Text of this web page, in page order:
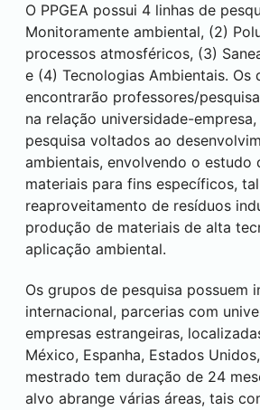
O PPGEA possui 4 linhas de
Monitoramente ambiental, (2)
processos atmosféricos, (3)
e (4) Tecnologias Ambientais. Os
encontrarão professores/
na relação universidade-
pesquisa voltados ao
ambientais, envolvendo o estudo
materiais para fins específicos,
reaproveitamento de resíduos
produção de materiais de alta
aplicação ambiental.
Os grupos de pesquisa possuem
internacional, parcerias com
empresas estrangeiras,
México, Espanha, Estados
mestrado tem duração de 24
alvo abrange várias áreas, tais